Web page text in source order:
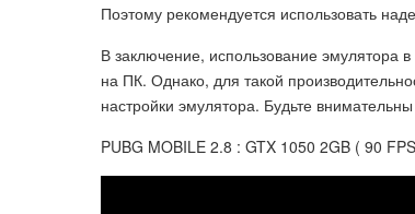
Поэтому рекомендуется использовать
В заключение, использование эмулятора
на ПК. Однако, для такой
настройки эмулятора. Будьте
PUBG MOBILE 2.8 : GTX 1050 2GB ( 90